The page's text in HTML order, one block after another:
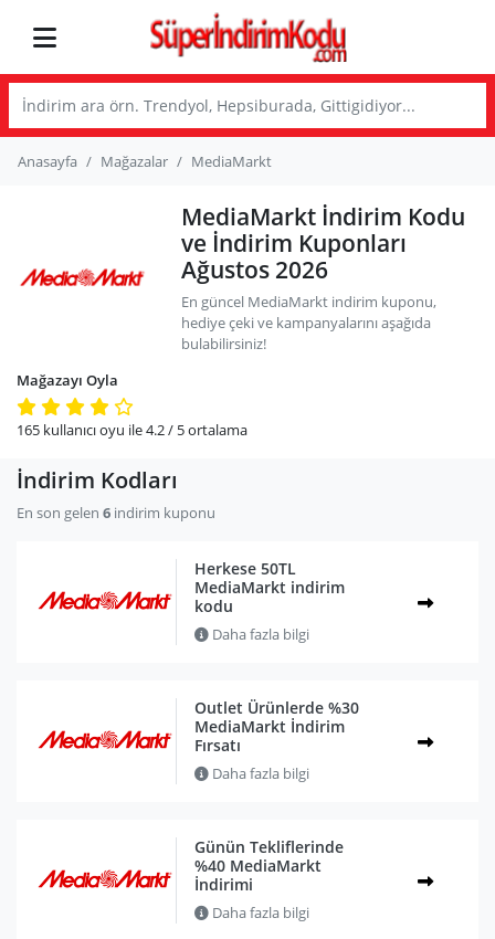
Anasayfa Mağazalar MediaMarkt
Mağazayı Oyla
165 kullanıcı oyu ile4.2/ 5ortalama
MediaMarkt İndirim Kodu
ve İndirim Kuponları
Ağustos 2026
En güncel MediaMarkt indirim kuponu,
hediye çeki ve kampanyalarını aşağıda
bulabilirsiniz!
İndirim Kodları
En son gelen 6 indirim kuponu
Herkese 50TL
MediaMarkt indirim
kodu
Daha fazla bilgi
Outlet Ürünlerde %30
MediaMarkt İndirim
Fırsatı
Daha fazla bilgi
Günün Tekliflerinde
%40 MediaMarkt
İndirimi
Daha fazla bilgi